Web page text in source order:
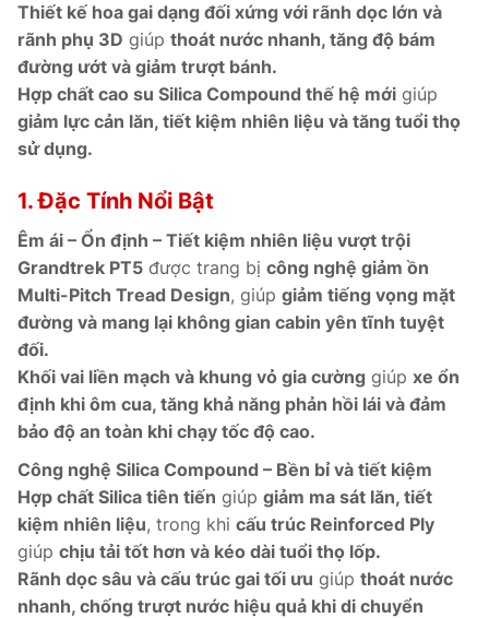
Thiết kế hoa gai dạng đối xứng với rãnh dọc lớn và
rãnh phụ 3D giúp thoát nước nhanh, tăng độ bám
đường ướt và giảm trượt bánh.
Hợp chất cao su Silica Compound thế hệ mới giúp
giảm lực cản lăn, tiết kiệm nhiên liệu và tăng tuổi thọ
sử dụng.
1. Đặc Tính Nổi Bật
Êm ái – Ổn định – Tiết kiệm nhiên liệu vượt trội
Grandtrek PT5 được trang bị công nghệ giảm ồn
Multi-Pitch Tread Design, giúp giảm tiếng vọng mặt
đường và mang lại không gian cabin yên tĩnh tuyệt
đối.
Khối vai liền mạch và khung vỏ gia cường giúp xe ổn
định khi ôm cua, tăng khả năng phản hồi lái và đảm
bảo độ an toàn khi chạy tốc độ cao.
Công nghệ Silica Compound – Bền bỉ và tiết kiệm
Hợp chất Silica tiên tiến giúp giảm ma sát lăn, tiết
kiệm nhiên liệu, trong khi cấu trúc Reinforced Ply
giúp chịu tải tốt hơn và kéo dài tuổi thọ lốp.
Rãnh dọc sâu và cấu trúc gai tối ưu giúp thoát nước
nhanh, chống trượt nước hiệu quả khi di chuyển